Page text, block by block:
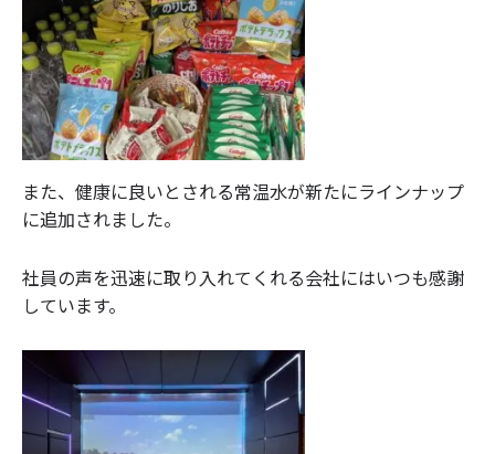
また、健康に良いとされる常温水が新たにラインナップ
に追加されました。
社員の声を迅速に取り入れてくれる会社にはいつも感謝
しています。